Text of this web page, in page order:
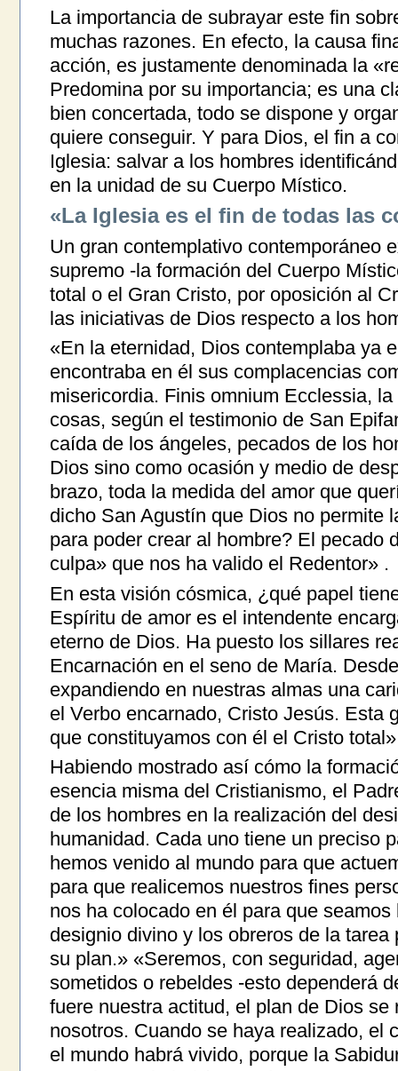
La importancia de subrayar este fin
muchas razones. En efecto, la causa
acción, es justamente denominada la
Predomina por su importancia; es una
bien concertada, todo se dispone y
quiere conseguir. Y para Dios, el fin a
Iglesia: salvar a los hombres
en la unidad de su Cuerpo Místico.
«La Iglesia es el fin de todas las
Un gran contemplativo contemporáneo
supremo -la formación del Cuerpo
total o el Gran Cristo, por oposición al
las iniciativas de Dios respecto a los
«En la eternidad, Dios contemplaba ya
encontraba en él sus complacencias
misericordia. Finis omnium Ecclessia,
cosas, según el testimonio de San
caída de los ángeles, pecados de los
Dios sino como ocasión y medio de
brazo, toda la medida del amor que
dicho San Agustín que Dios no permite
para poder crear al hombre? El pecado
culpa» que nos ha valido el Redentor» .
En esta visión cósmica, ¿qué papel
Espíritu de amor es el intendente
eterno de Dios. Ha puesto los sillares
Encarnación en el seno de María.
expandiendo en nuestras almas una
el Verbo encarnado, Cristo Jesús. Esta
que constituyamos con él el Cristo
Habiendo mostrado así cómo la
esencia misma del Cristianismo, el
de los hombres en la realización del
humanidad. Cada uno tiene un preciso
hemos venido al mundo para que
para que realicemos nuestros fines
nos ha colocado en él para que
designio divino y los obreros de la
su plan.» «Seremos, con seguridad,
sometidos o rebeldes -esto dependerá
fuere nuestra actitud, el plan de Dios
nosotros. Cuando se haya realizado, el
el mundo habrá vivido, porque la